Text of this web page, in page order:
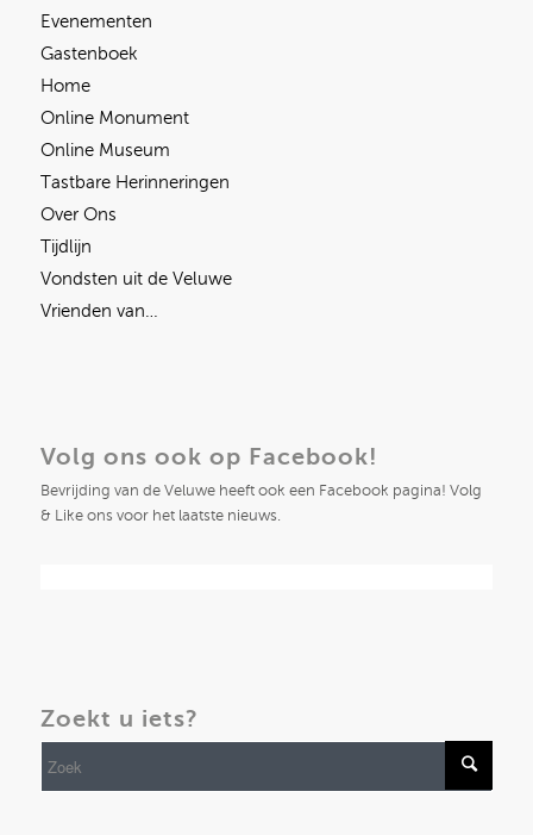
Evenementen
Gastenboek
Home
Online Monument
Online Museum
Tastbare Herinneringen
Over Ons
Tijdlijn
Vondsten uit de Veluwe
Vrienden van…
Volg ons ook op Facebook!
Bevrijding van de Veluwe heeft ook een Facebook pagina! Volg
& Like ons voor het laatste nieuws.
Zoekt u iets?